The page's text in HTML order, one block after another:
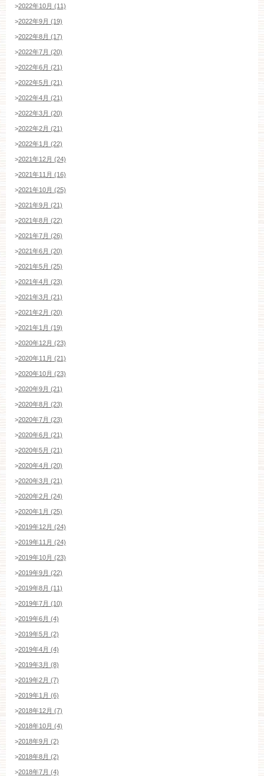
>2022年10月 (11)
>2022年9月 (19)
>2022年8月 (17)
>2022年7月 (20)
>2022年6月 (21)
>2022年5月 (21)
>2022年4月 (21)
>2022年3月 (20)
>2022年2月 (21)
>2022年1月 (22)
>2021年12月 (24)
>2021年11月 (16)
>2021年10月 (25)
>2021年9月 (21)
>2021年8月 (22)
>2021年7月 (26)
>2021年6月 (20)
>2021年5月 (25)
>2021年4月 (23)
>2021年3月 (21)
>2021年2月 (20)
>2021年1月 (19)
>2020年12月 (23)
>2020年11月 (21)
>2020年10月 (23)
>2020年9月 (21)
>2020年8月 (23)
>2020年7月 (23)
>2020年6月 (21)
>2020年5月 (21)
>2020年4月 (20)
>2020年3月 (21)
>2020年2月 (24)
>2020年1月 (25)
>2019年12月 (24)
>2019年11月 (24)
>2019年10月 (23)
>2019年9月 (22)
>2019年8月 (11)
>2019年7月 (10)
>2019年6月 (4)
>2019年5月 (2)
>2019年4月 (4)
>2019年3月 (8)
>2019年2月 (7)
>2019年1月 (6)
>2018年12月 (7)
>2018年10月 (4)
>2018年9月 (2)
>2018年8月 (2)
>2018年7月 (4)
ブライダルフェア・見学ご希望のお客様
平日 12：00〜20：00